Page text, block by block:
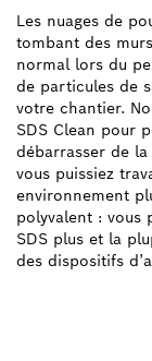
Les nuages de
tombant des
normal lors du
de particules de
votre chantier.
SDS Clean pour
débarrasser de
vous puissiez
environnement
polyvalent : vous
SDS plus et la
des dispositifs